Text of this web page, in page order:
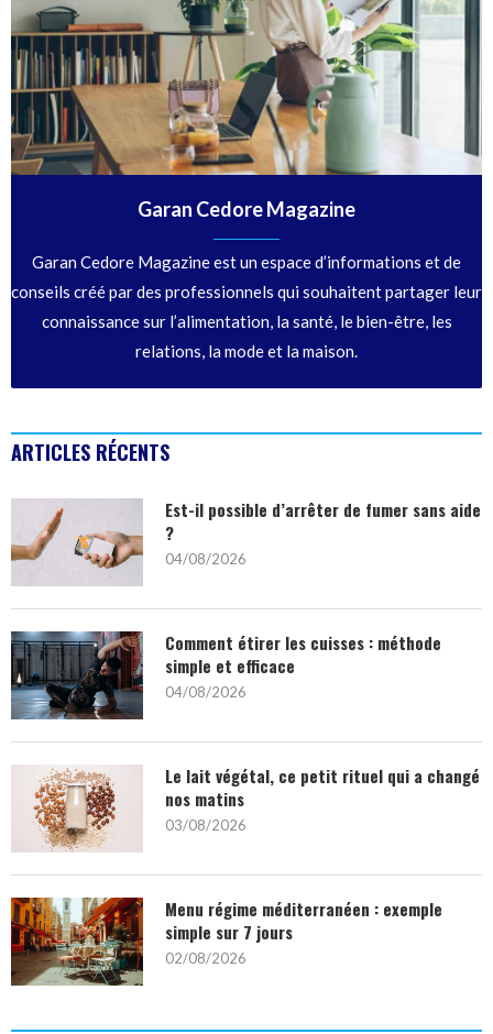
Garan Cedore Magazine
Garan Cedore Magazine est un espace d’informations et de
conseils créé par des professionnels qui souhaitent partager leur
connaissance sur l’alimentation, la santé, le bien-être, les
relations, la mode et la maison.
ARTICLES RÉCENTS
Est-il possible d’arrêter de fumer sans aide
?
04/08/2026
Comment étirer les cuisses : méthode
simple et efficace
04/08/2026
Le lait végétal, ce petit rituel qui a changé
nos matins
03/08/2026
Menu régime méditerranéen : exemple
simple sur 7 jours
02/08/2026